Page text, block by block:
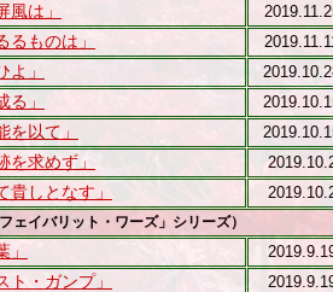
風は」
るものは」
よ」
る」
を以て」
を求めず」
貴しとなす」
ェイバリット・ワーズ」シリーズ）
」
ト・ガンプ」